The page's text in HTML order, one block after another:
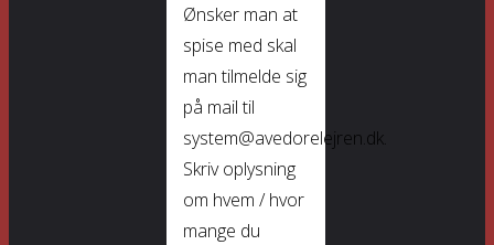
Ønsker man at
spise med skal
man tilmelde sig
på mail til
system@avedorelejren.dk.
Skriv oplysning
om hvem / hvor
mange du